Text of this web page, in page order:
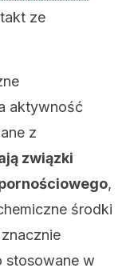
ze
aktywność
z
związki
,
środki
stosowane w